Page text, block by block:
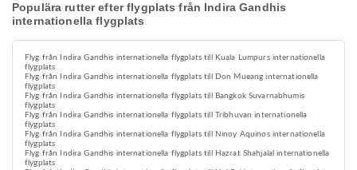
Populära rutter efter flygplats från Indira Gandhis
internationella flygplats
Flyg från Indira Gandhis internationella flygplats till Kuala Lumpurs internationella
flygplats
Flyg från Indira Gandhis internationella flygplats till Don Mueang internationella
flygplats
Flyg från Indira Gandhis internationella flygplats till Bangkok Suvarnabhumis
flygplats
Flyg från Indira Gandhis internationella flygplats till Tribhuvan internationella
flygplats
Flyg från Indira Gandhis internationella flygplats till Ninoy Aquinos internationella
flygplats
Flyg från Indira Gandhis internationella flygplats till Hazrat Shahjalal internationella
flygplats